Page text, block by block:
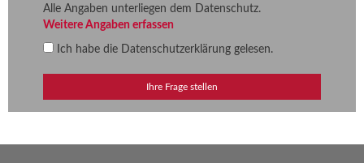
Alle Angaben unterliegen dem Datenschutz.
Weitere Angaben erfassen
Ich habe die Datenschutzerklärunggelesen.